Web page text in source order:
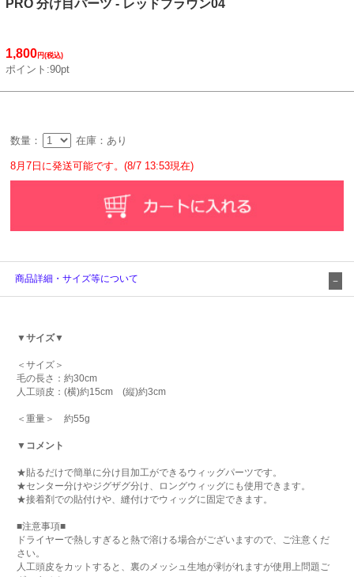
PRO 分け目パーツ - レッドブラウン04
1,800円(税込)
ポイント:90pt
数量： 在庫：あり
8月7日に発送可能です。(8/7 13:53現在)
商品詳細・サイズ等について
▼サイズ▼
＜サイズ＞
毛の長さ：約30cm
人工頭皮：(横)約15cm (縦)約3cm
＜重量＞ 約55g
▼コメント
★貼るだけで簡単に分け目加工ができるウィッグパーツです。
★センター分けやジグザグ分け、ロングウィッグにも使用できます。
★接着剤での貼付けや、縫付けでウィッグに固定できます。
■注意事項■
ドライヤーで熱しすぎると熱で溶ける場合がございますので、ご注意くだ
さい。
人工頭皮をカットすると、裏のメッシュ生地が剥がれますが使用上問題ご